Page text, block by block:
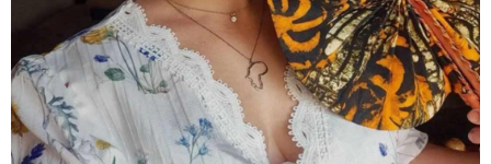
სამოქალაქო საზოგადოების
წარმომადგენლები 2008 წლის
რუსეთ-საქართველოს აგვისტოს
ომის 18 წლისთავთან
დაკავშირებით ერთობლივ
განცხადებას ავრცელებენ